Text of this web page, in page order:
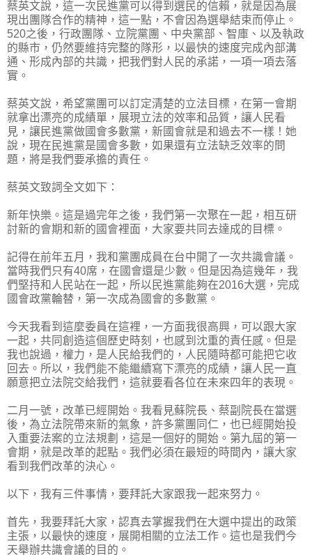
蔡英文說，這一次民進黨可以得到選民的信賴，就是因為展
現出團隊合作的精神，這一點，不會因為選舉結束而停止。
520之後，行政團隊、立院黨團、中央黨部、智庫、以及執政
的縣市，仍然要維持完整的隊形，以最快的速度完成內部溝
通、形成內部的共識，把我們對人民的承諾，一項一項去落
實。
蔡英文說，希望黨團可以訂定清楚的立法目標，在第一會期
就拿出漂亮的成績單，展現立法的效率和品質，讓人民看
見，讓民進黨做國會多數黨，新國會就是和過去不一樣！她
說，現在民進黨是國會多數，如果還有立法缺乏效率的問
題，將是我們要承擔的責任。
蔡英文致詞全文如下：
新年快樂。這是過完年之後，我們第一次聚在一起，相互研
討新的會期和新的國會裡面，大家要共同去達成的目標。
記得在前年五月，我和黨團成員在台中開了一次共識會議。
當時我們只有40席，在國會還是少數。但是因為這幾年，我
們堅持和人民站在一起，所以民進黨能夠在2016大選，完成
國會政黨輪替，第一次成為國會的多數黨。
今天我看到這麼委員在這裡，一方面我很高興，可以跟大家
一起，共同創造這個歷史時刻，也感到沈重的責任感。但是
我也說過，權力，是人民給我們的，人民隨時都可能把它收
回去。所以，我們能不能繼續寫下漂亮的成績，讓人民一直
願意把立法院交給我們，這就要看各位在未來四年的表現。
二月一號，改革已經開始。我看見蘇院長、蔡副院長在當選
後，為立法院帶來新的氣象，許多黨團同仁，也已經開始投
入重要法案的立法規劃，這是一個好的開始。第九屆的第一
會期，就是改革的起點。我們必須在最短的時間內，讓大家
看到我們改革的決心。
以下，我有三件事情，要拜託大家跟我一起來努力。
首先，我要拜託大家，認真去掌握我們在大選中提出的政策
主張，以最快的速度，展開相關的立法工作。這也是我們今
天舉辦共識會議的目的。